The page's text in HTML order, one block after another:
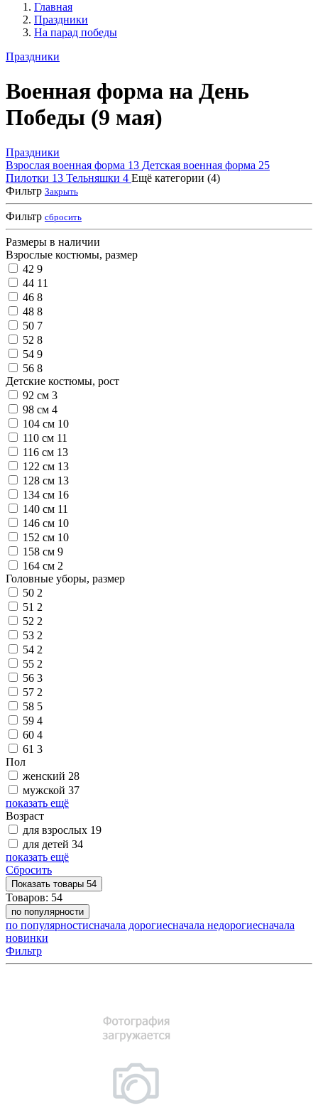
Главная
Праздники
На парад победы
Праздники
Военная форма на День
Победы (9 мая)
Праздники
Взрослая военная форма 13 Детская военная форма 25
Пилотки 13 Тельняшки 4 Ещё категории (4)
Фильтр Закрыть
Фильтр сбросить
Размеры в наличии
Взрослые костюмы, размер
42 9
44 11
46 8
48 8
50 7
52 8
54 9
56 8
Детские костюмы, рост
92 см 3
98 см 4
104 см 10
110 см 11
116 см 13
122 см 13
128 см 13
134 см 16
140 см 11
146 см 10
152 см 10
158 см 9
164 см 2
Головные уборы, размер
50 2
51 2
52 2
53 2
54 2
55 2
56 3
57 2
58 5
59 4
60 4
61 3
Пол
женский 28
мужской 37
показать ещё
Возраст
для взрослых 19
для детей 34
показать ещё
Сбросить
Показать товары 54
Товаров: 54
по популярности
по популярностисначала дорогиесначала недорогиесначала
новинки
Фильтр